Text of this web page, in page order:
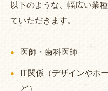
以下のような、幅広い業
ていただきます。
医師・歯科医師
IT関係（デザインやホ
ど）